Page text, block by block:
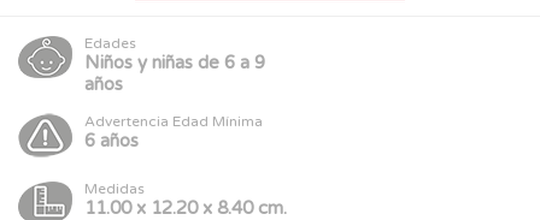
Edades
Niños y niñas de 6 a 9
años
Advertencia Edad Mínima
6 años
Medidas
11.00 x 12.20 x 8.40 cm.